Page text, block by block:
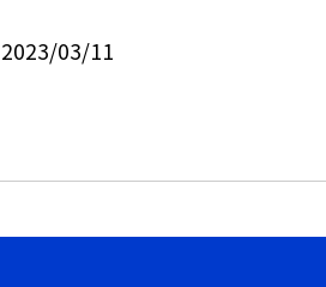
2023/03/11